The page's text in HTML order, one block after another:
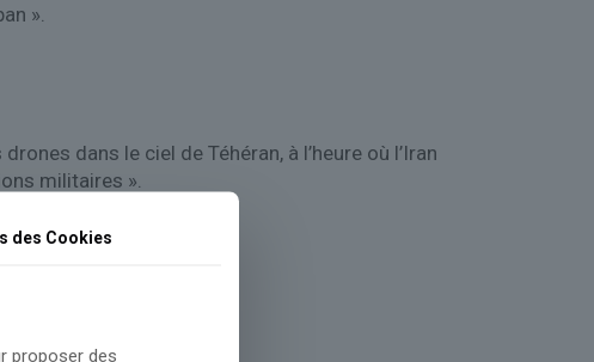
».
dans le ciel de Téhéran, à l’heure où l’Iran
militaires ».
des Cookies
proposer des